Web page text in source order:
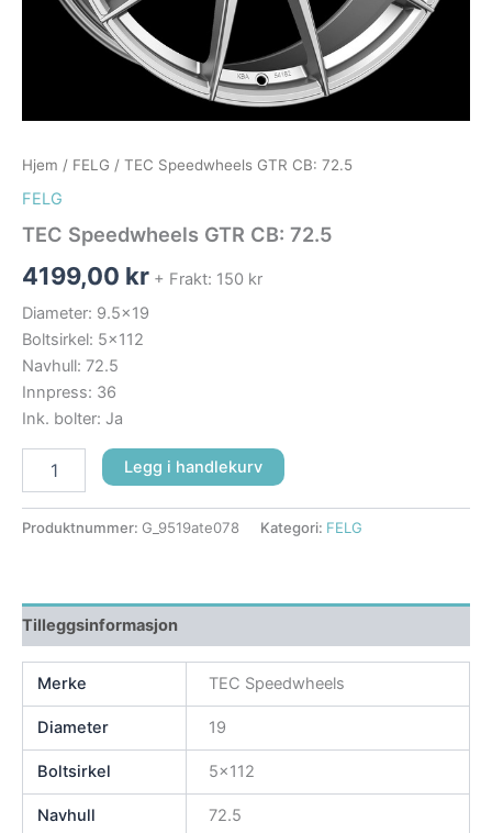
Hjem / FELG / TEC Speedwheels GTR CB: 72.5
FELG
TEC Speedwheels GTR CB: 72.5
4199,00 kr + Frakt: 150 kr
Diameter: 9.5×19
Boltsirkel: 5×112
Navhull: 72.5
Innpress: 36
Ink. bolter: Ja
Legg i handlekurv
Produktnummer: G_9519ate078 Kategori: FELG
Tilleggsinformasjon
Merke TEC Speedwheels
Diameter 19
Boltsirkel 5×112
Navhull 72.5